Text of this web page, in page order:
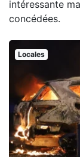
intéressante
concédées.
Locales